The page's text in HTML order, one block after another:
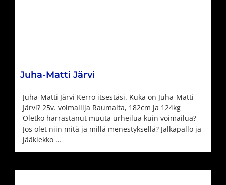
Juha-Matti Järvi
Juha-Matti Järvi Kerro itsestäsi. Kuka on Juha-Matti
Järvi? 25v. voimailija Raumalta, 182cm ja 124kg
Oletko harrastanut muuta urheilua kuin voimailua?
Jos olet niin mitä ja millä menestyksellä? Jalkapallo ja
jääkiekko …